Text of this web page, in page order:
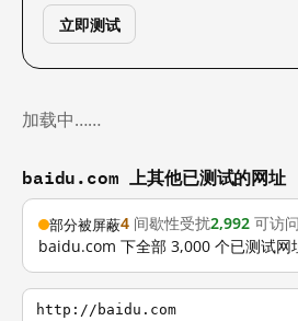
立即测试
加载中……
baidu.com 上其他已测试的网址
部分被屏蔽4 间歇性受扰2,992 可访问
baidu.com 下全部 3,000 个已测试
http://baidu.com